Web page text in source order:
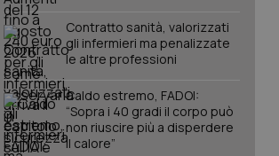
Contratto sanità, valorizzati
gli infermieri ma penalizzate
le altre professioni
Caldo estremo, FADOI:
“Sopra i 40 gradi il corpo può
non riuscire più a disperdere
il calore”